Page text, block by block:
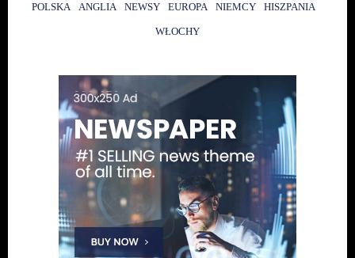
POLSKA ANGLIA NEWSY EUROPA NIEMCY HISZPANIA
WŁOCHY